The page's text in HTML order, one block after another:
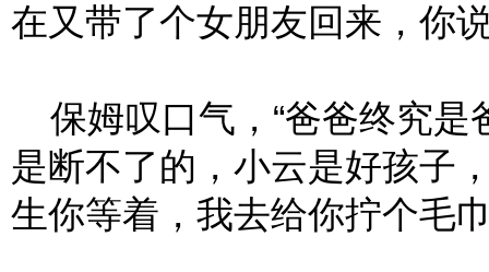
在又带了个女朋友回来，你
保姆叹口气，“爸爸终究是
是断不了的，小云是好孩子
生你等着，我去给你拧个毛